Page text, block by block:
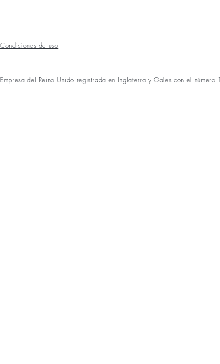
Condiciones de uso
Empresa del Reino Unido registrada en Inglaterra y Gales con el